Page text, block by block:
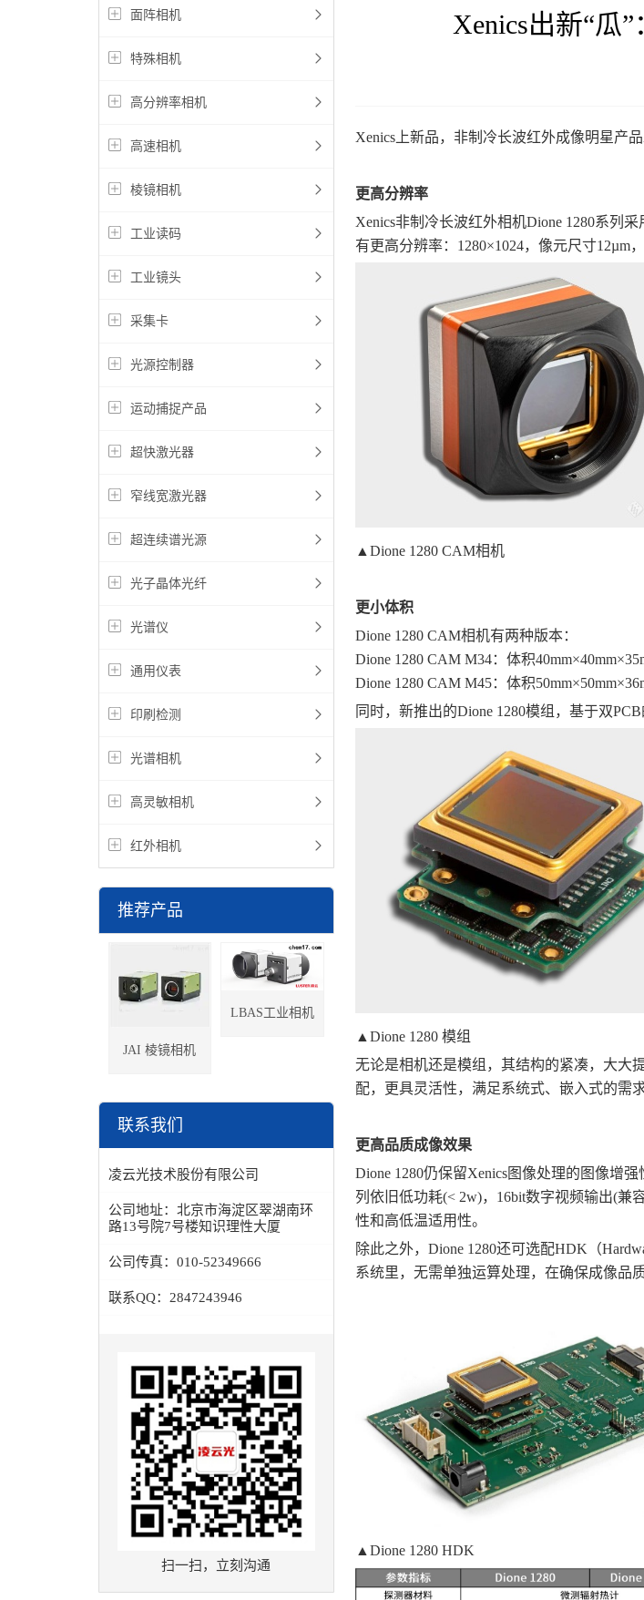
面阵相机
特殊相机
高分辨率相机
高速相机
棱镜相机
工业读码
工业镜头
采集卡
光源控制器
运动捕捉产品
超快激光器
窄线宽激光器
超连续谱光源
光子晶体光纤
光谱仪
通用仪表
印刷检测
光谱相机
高灵敏相机
红外相机
推荐产品
JAI 棱镜相机
LBAS工业相机
联系我们
凌云光技术股份有限公司
公司地址： 北京市海淀区翠湖南环
路13号院7号楼知识理性大厦
公司传真： 010-52349666
联系QQ： 2847243946
扫一扫，立刻沟通
Xenics出新“瓜
Xenics上新品，非制冷长波红外成像明星产品
更高分辨率
Xenics非制冷长波红外相机Dione 1280系列
有更高分辨率：1280×1024，像元尺寸12µm
▲Dione 1280 CAM相机
更小体积
Dione 1280 CAM相机有两种版本：
Dione 1280 CAM M34：体积
Dione 1280 CAM M45：体积
同时，新推出的Dione 1280模组，基于双
▲Dione 1280 模组
无论是相机还是模组，其结构的紧凑，大大
配，更具灵活性，满足系统式、嵌入式的需
更高品质成像效果
Dione 1280仍保留Xenics图像处理的图像增
列依旧低功耗(< 2w)，16bit数字视频输出(兼
性和高低温适用性。
除此之外，Dione 1280还可选配HDK（
系统里，无需单独运算处理，在确保成像品
▲Dione 1280 HDK